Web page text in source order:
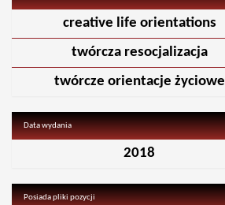
creative life orientations
twórcza resocjalizacja
twórcze orientacje życiowe
Data wydania
2018
Posiada pliki pozycji